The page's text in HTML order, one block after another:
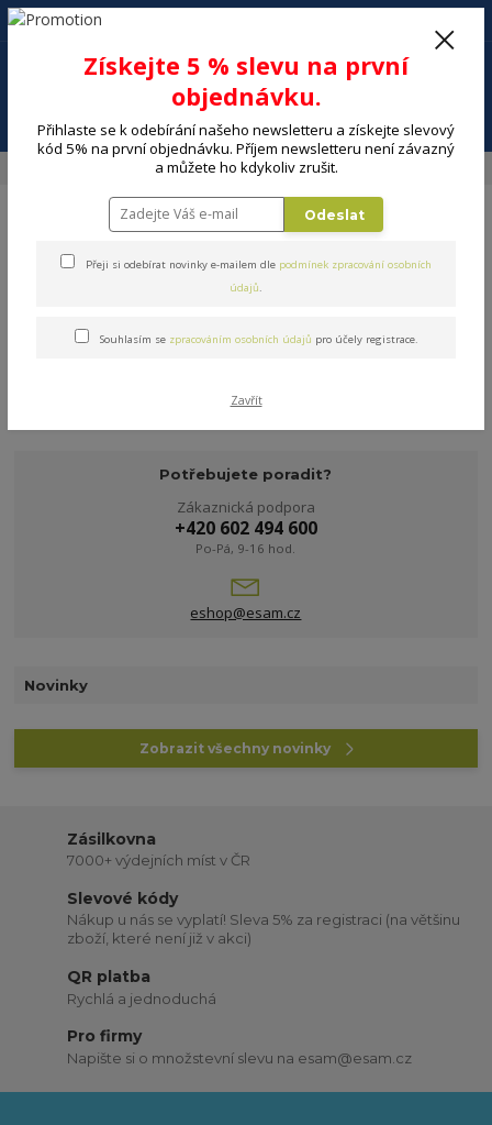
+420 602 494 600
Video Multimediální centra
Multimediální centra
Potřebujete poradit?
Zákaznická podpora
+420 602 494 600
Po-Pá, 9-16 hod.
eshop@esam.cz
Novinky
Zobrazit všechny novinky
Zásilkovna
7000+ výdejních míst v ČR
Slevové kódy
Nákup u nás se vyplatí! Sleva 5% za registraci (na většinu
zboží, které není již v akci)
QR platba
Rychlá a jednoduchá
Pro firmy
Napište si o množstevní slevu na esam@esam.cz
Získejte 5 % slevu na první
objednávku.
Přihlaste se k odebírání našeho newsletteru a získejte slevový
kód 5% na první objednávku. Příjem newsletteru není závazný
a můžete ho kdykoliv zrušit.
Odeslat
Přeji si odebírat novinky e-mailem dle podmínek zpracování osobních
údajů.
Souhlasím se zpracováním osobních údajů pro účely registrace.
Zavřít